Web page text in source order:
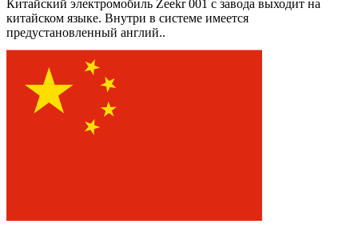
Китайский электромобиль Zeekr 001 с завода выходит на
китайском языке. Внутри в системе имеется
предустановленный англий..